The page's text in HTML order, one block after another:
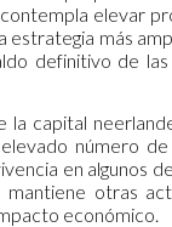
elevar
más
definitivo de
capital
número
en algunos
otras
económico.